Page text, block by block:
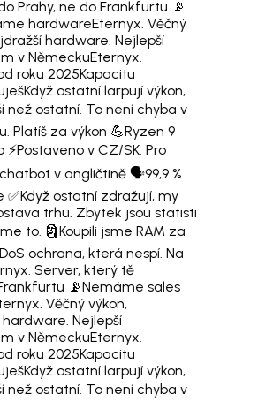
Prahy, ne do Frankfurtu 📡
hardwareEternyx. Věčný
hardware. Nejlepší
v NěmeckuEternyx.
roku 2025Kapacitu
Když ostatní larpují výkon,
než ostatní. To není chyba v
Platíš za výkon 💪Ryzen 9
Postaveno v CZ/SK. Pro
v angličtině 🗣️99,9 %
✅Když ostatní zdražují, my
trhu. Zbytek jsou statisti
to. 🗿Koupili jsme RAM za
ochrana, která nespí. Na
Server, který tě
📡Nemáme sales
Věčný výkon,
Nejlepší
v NěmeckuEternyx.
roku 2025Kapacitu
Když ostatní larpují výkon,
než ostatní. To není chyba v